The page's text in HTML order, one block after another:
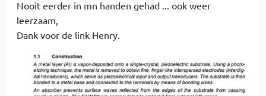
Nooit eerder in mn handen gehad ... ook weer
leerzaam,
Dank voor de link Henry.